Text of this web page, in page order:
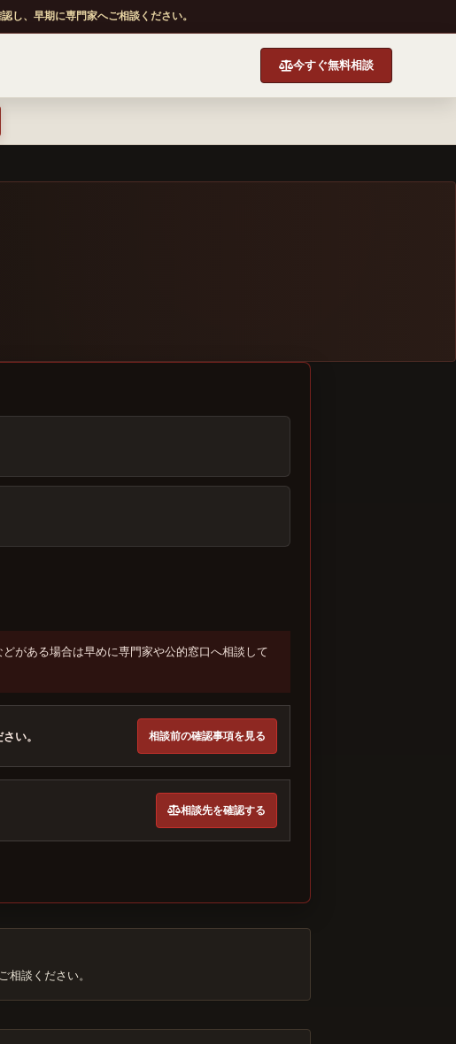
し、早期に専門家へご相談ください。
今すぐ無料相談
がある場合は早めに専門家や公的窓口へ相談して
い。 相談前の確認事項を見る
相談先を確認する
談ください。